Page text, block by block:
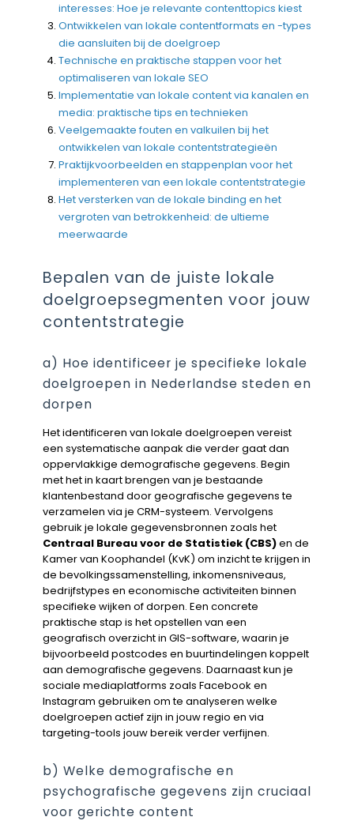
interesses: Hoe je relevante contenttopics kiest
Ontwikkelen van lokale contentformats en -types
die aansluiten bij de doelgroep
Technische en praktische stappen voor het
optimaliseren van lokale SEO
Implementatie van lokale content via kanalen en
media: praktische tips en technieken
Veelgemaakte fouten en valkuilen bij het
ontwikkelen van lokale contentstrategieën
Praktijkvoorbeelden en stappenplan voor het
implementeren van een lokale contentstrategie
Het versterken van de lokale binding en het
vergroten van betrokkenheid: de ultieme
meerwaarde
Bepalen van de juiste lokale
doelgroepsegmenten voor jouw
contentstrategie
a) Hoe identificeer je specifieke lokale
doelgroepen in Nederlandse steden en
dorpen
Het identificeren van lokale doelgroepen vereist
een systematische aanpak die verder gaat dan
oppervlakkige demografische gegevens. Begin
met het in kaart brengen van je bestaande
klantenbestand door geografische gegevens te
verzamelen via je CRM-systeem. Vervolgens
gebruik je lokale gegevensbronnen zoals het
Centraal Bureau voor de Statistiek (CBS)en de
Kamer van Koophandel (KvK) om inzicht te krijgen in
de bevolkingssamenstelling, inkomensniveaus,
bedrijfstypes en economische activiteiten binnen
specifieke wijken of dorpen. Een concrete
praktische stap is het opstellen van een
geografisch overzicht in GIS-software, waarin je
bijvoorbeeld postcodes en buurtindelingen koppelt
aan demografische gegevens. Daarnaast kun je
sociale mediaplatforms zoals Facebook en
Instagram gebruiken om te analyseren welke
doelgroepen actief zijn in jouw regio en via
targeting-tools jouw bereik verder verfijnen.
b) Welke demografische en
psychografische gegevens zijn cruciaal
voor gerichte content